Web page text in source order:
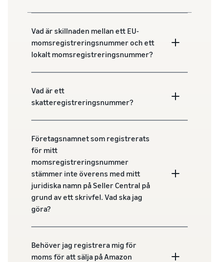
Vad är skillnaden mellan ett EU-
momsregistreringsnummer och ett
lokalt momsregistreringsnummer?
Vad är ett
skatteregistreringsnummer?
Företagsnamnet som registrerats
för mitt
momsregistreringsnummer
stämmer inte överens med mitt
juridiska namn på Seller Central på
grund av ett skrivfel. Vad ska jag
göra?
Behöver jag registrera mig för
moms för att sälja på Amazon